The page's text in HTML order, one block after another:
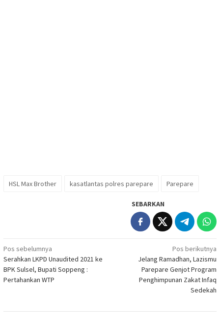
HSL Max Brother kasatlantas polres parepare Parepare
SEBARKAN
Navigasi
pos
Pos sebelumnya
Serahkan LKPD Unaudited 2021 ke
BPK Sulsel, Bupati Soppeng :
Pertahankan WTP
Pos berikutnya
Jelang Ramadhan, Lazismu
Parepare Genjot Program
Penghimpunan Zakat Infaq
Sedekah